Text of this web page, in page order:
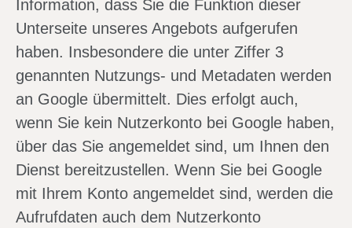
Information, dass Sie die Funktion dieser
Unterseite unseres Angebots aufgerufen
haben. Insbesondere die unter Ziffer 3
genannten Nutzungs- und Metadaten werden
an Google übermittelt. Dies erfolgt auch,
wenn Sie kein Nutzerkonto bei Google haben,
über das Sie angemeldet sind, um Ihnen den
Dienst bereitzustellen. Wenn Sie bei Google
mit Ihrem Konto angemeldet sind, werden die
Aufrufdaten auch dem Nutzerkonto